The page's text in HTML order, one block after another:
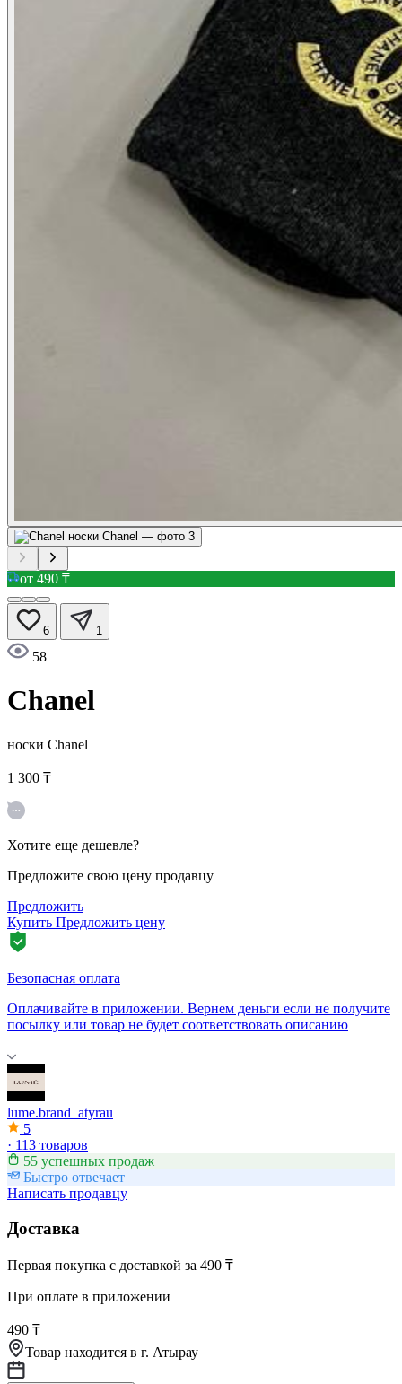
от 490 ₸
6 1
58
Chanel
носки Chanel
1 300 ₸
Хотите еще дешевле?
Предложите свою цену продавцу
Предложить
Купить Предложить цену
Безопасная оплата
Оплачивайте в приложении. Вернем деньги если не получите
посылку или товар не будет соответствовать описанию
lume.brand_atyrau
5
· 113 товаров
55 успешных продаж
Быстро отвечает
Написать продавцу
Доставка
Первая покупка с доставкой за 490 ₸
При оплате в приложении
490 ₸
Товар находится в г. Атырау